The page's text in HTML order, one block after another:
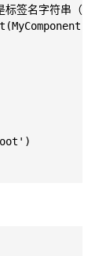
签名字符串（如
{